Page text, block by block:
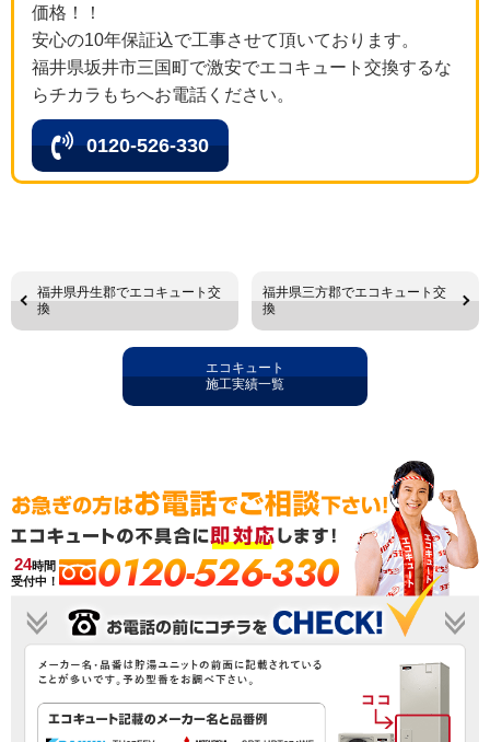
価格！！
安心の10年保証込で工事させて頂いております。
福井県坂井市三国町で激安でエコキュート交換するな
らチカラもちへお電話ください。
0120-526-330
福井県丹生郡でエコキュート交
換
福井県三方郡でエコキュート交
換
エコキュート
施工実績一覧
24時間
受付中！
0120-526-330